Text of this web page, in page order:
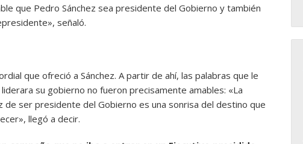
que Pedro Sánchez sea presidente del Gobierno y también
señaló.
que ofreció a Sánchez. A partir de ahí, las palabras que le
su gobierno no fueron precisamente amables: «La
de ser presidente del Gobierno es una sonrisa del destino que
llegó a decir.